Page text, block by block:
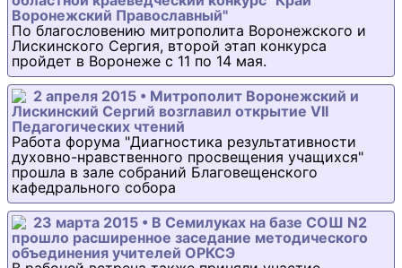
Воронежский Православный"
По благословению митрополита Воронежского и
Лискинского Сергия, второй этап конкурса
пройдет в Воронеже с 11 по 14 мая.
2 апреля 2015 • Митрополит Воронежский и
Лискинский Сергий возглавил открытие VII
Педагогических чтений
Работа форума "Диагностика результативности
духовно-нравственного просвещения учащихся"
прошла в зале собраний Благовещенского
кафедрального собора
23 марта 2015 • В Семилуках на базе СОШ N2
прошло расширенное заседание методического
объединения учителей ОРКСЭ